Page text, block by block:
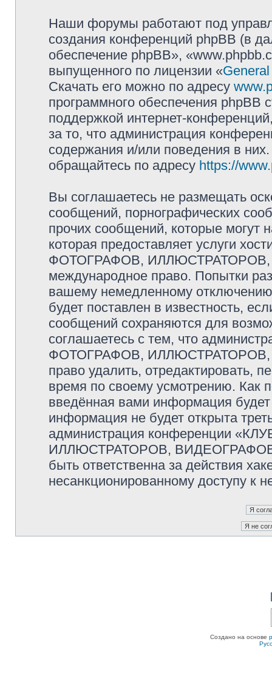
Наши форумы работают под
создания конференций phpBB (в
обеспечение phpBB»,
выпущенного по лицензии «
Скачать его можно по адресу
программного обеспечения phpBB
поддержкой интернет-
за то, что администрация
содержания и/или поведения в
обращайтесь по адресу https://
Вы соглашаетесь не размещать
сообщений, порнографических
прочих сообщений, которые могут
которая предоставляет услуги
ФОТОГРАФОВ,
международное право. Попытки
вашему немедленному
будет поставлен в известность,
сообщений сохраняются для
соглашаетесь с тем, что
ФОТОГРАФОВ,
право удалить, отредактировать,
время по своему усмотрению. Как
введённая вами информация
информация не будет открыта
администрация конференции
ИЛЛЮСТРАТОРОВ, ВИДЕОГРАФОВ
быть ответственна за действия
несанкционированному доступу к
Создано на основе